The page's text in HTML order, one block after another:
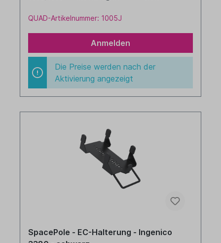
QUAD-Artikelnummer: 1005J
Anmelden
Die Preise werden nach der
Aktivierung angezeigt
SpacePole - EC-Halterung - Ingenico